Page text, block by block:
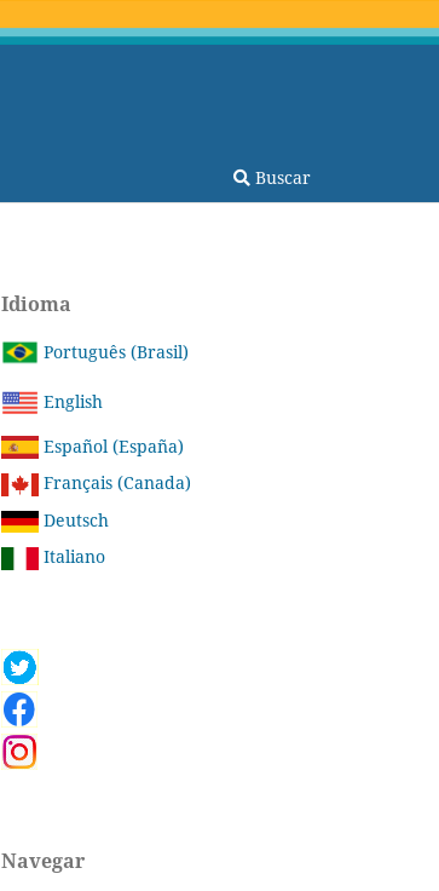
Buscar
Idioma
Português (Brasil)
English
Español (España)
Français (Canada)
Deutsch
Italiano
Navegar